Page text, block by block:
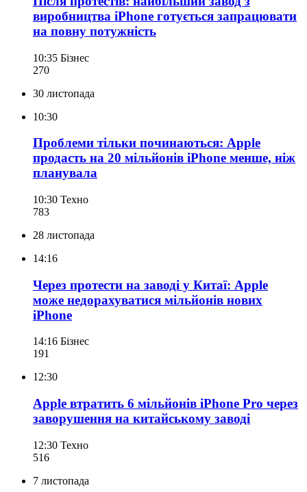
виробництва iPhone готується запрацювати
на повну потужність
10:35 Бізнес
270
30 листопада
10:30
Проблеми тільки починаються: Apple
продасть на 20 мільйонів iPhone менше, ніж
планувала
10:30 Техно
783
28 листопада
14:16
Через протести на заводі у Китаї: Apple
може недорахуватися мільйонів нових
iPhone
14:16 Бізнес
191
12:30
Apple втратить 6 мільйонів iPhone Pro через
заворушення на китайському заводі
12:30 Техно
516
7 листопада